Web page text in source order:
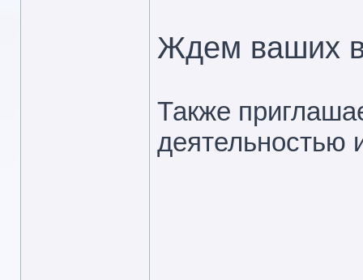
Ждем ваших
Также
деятельностью